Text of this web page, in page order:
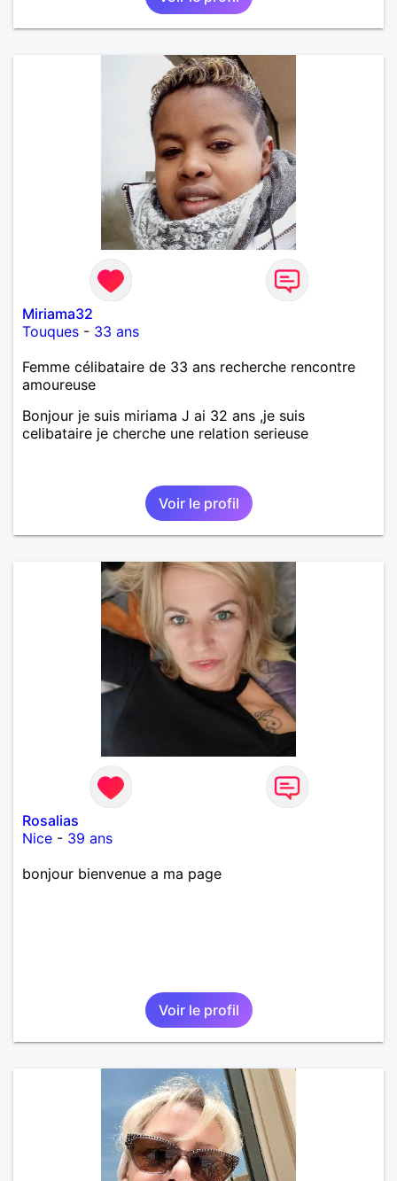
Miriama32
Touques - 33 ans
Femme célibataire de 33 ans recherche rencontre
amoureuse
Bonjour je suis miriama J ai 32 ans ,je suis
celibataire je cherche une relation serieuse
Voir le profil
Rosalias
Nice - 39 ans
bonjour bienvenue a ma page
Voir le profil